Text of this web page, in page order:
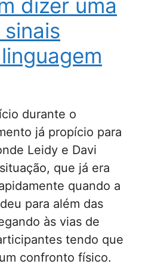
dizer uma
durante o
já propício para
Leidy e Davi
que já era
quando a
para além das
às vias de
tendo que
confronto físico.